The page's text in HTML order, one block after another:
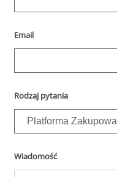
Email
Rodzaj pytania
Platforma Zakupowa
Wiadomość